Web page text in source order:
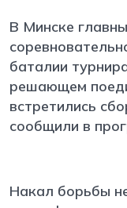
В Минске
баталии
решающем
встретились
сообщили в
Накал борьбы